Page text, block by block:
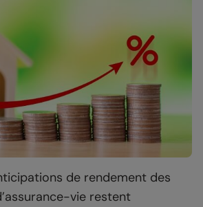
de rendement des
vie restent